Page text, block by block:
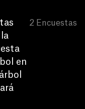
en
2 Encuestas